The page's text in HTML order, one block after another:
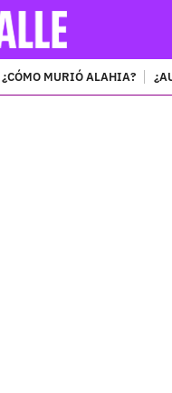
¿CÓMO MURIÓ ALAHIA?